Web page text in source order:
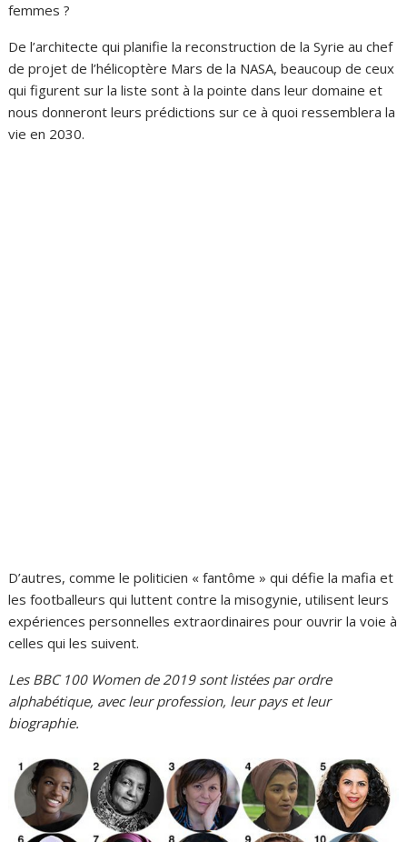
femmes ?
De l’architecte qui planifie la reconstruction de la Syrie au chef
de projet de l’hélicoptère Mars de la NASA, beaucoup de ceux
qui figurent sur la liste sont à la pointe dans leur domaine et
nous donneront leurs prédictions sur ce à quoi ressemblera la
vie en 2030.
D’autres, comme le politicien « fantôme » qui défie la mafia et
les footballeurs qui luttent contre la misogynie, utilisent leurs
expériences personnelles extraordinaires pour ouvrir la voie à
celles qui les suivent.
Les BBC 100 Women de2019 sont listées par ordre
alphabétique, avec leur profession, leur pays et leur
biographie.